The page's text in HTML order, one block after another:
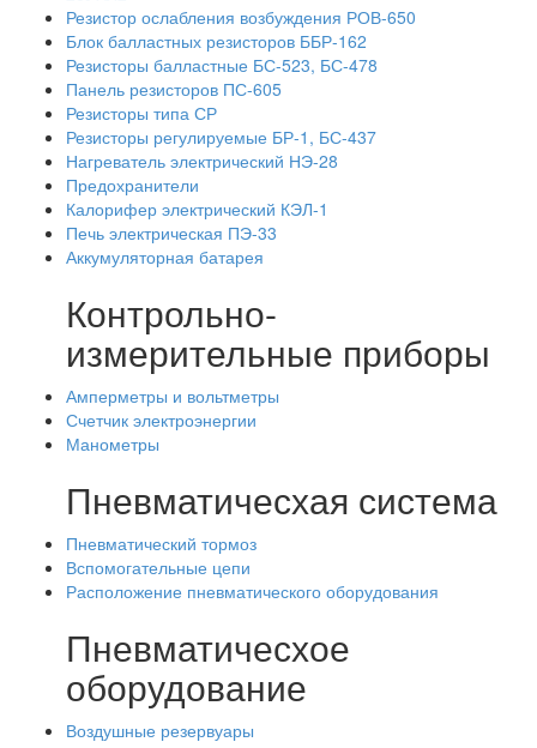
Резистор ослабления возбуждения РОВ-650
Блок балластных резисторов ББР-162
Резисторы балластные БС-523, БС-478
Панель резисторов ПС-605
Резисторы типа СР
Резисторы регулируемые БР-1, БС-437
Нагреватель электрический НЭ-28
Предохранители
Калорифер электрический КЭЛ-1
Печь электрическая ПЭ-33
Аккумуляторная батарея
Контрольно-
измерительные приборы
Амперметры и вольтметры
Счетчик электроэнергии
Манометры
Пневматичесхая система
Пневматический тормоз
Вспомогательные цепи
Расположение пневматического оборудования
Пневматичесхое
оборудование
Воздушные резервуары